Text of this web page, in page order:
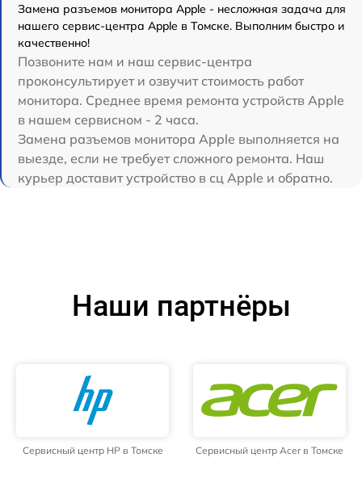
Замена разъемов монитора Apple - несложная задача для
нашего сервис-центра Apple в Томске. Выполним быстро и
качественно!
Позвоните нам и наш сервис-центра
проконсультирует и озвучит стоимость работ
монитора. Среднее время ремонта устройств Apple
в нашем сервисном - 2 часа.
Замена разъемов монитора Apple выполняется на
выезде, если не требует сложного ремонта. Наш
курьер доставит устройство в сц Apple и обратно.
Наши партнёры
Сервисный центр HP в Томске Сервисный центр Acer в Томске